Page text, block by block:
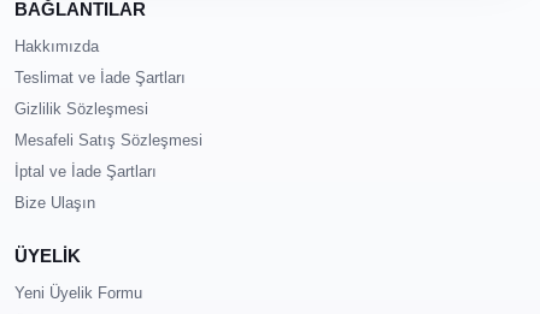
BAĞLANTILAR
Hakkımızda
Teslimat ve İade Şartları
Gizlilik Sözleşmesi
Mesafeli Satış Sözleşmesi
İptal ve İade Şartları
Bize Ulaşın
ÜYELİK
Yeni Üyelik Formu